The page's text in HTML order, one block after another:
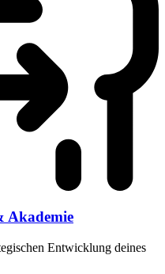
Akademie
Entwicklung deines